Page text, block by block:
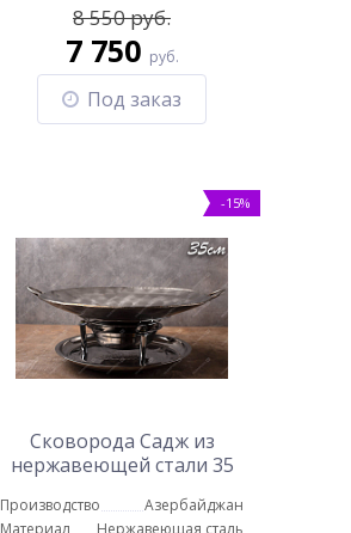
8 550 руб.
7 750 руб.
Под заказ
-15%
Сковорода Садж из
нержавеющей стали 35
подставкой
Производство
Азербайджан
Материал
Нержавеющая сталь